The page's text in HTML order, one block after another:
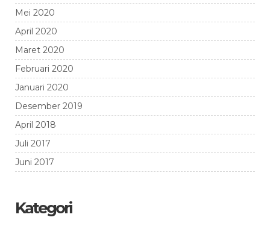
Mei 2020
April 2020
Maret 2020
Februari 2020
Januari 2020
Desember 2019
April 2018
Juli 2017
Juni 2017
Kategori